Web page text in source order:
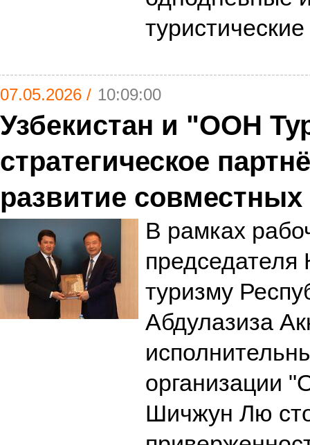
07.05.2026 / 10:09:00
Узбекистан и "ООН
стратегическое
развитие совместных
В рамках
председателя
туризму
Абдулазиза
организации
Шичжун Лю